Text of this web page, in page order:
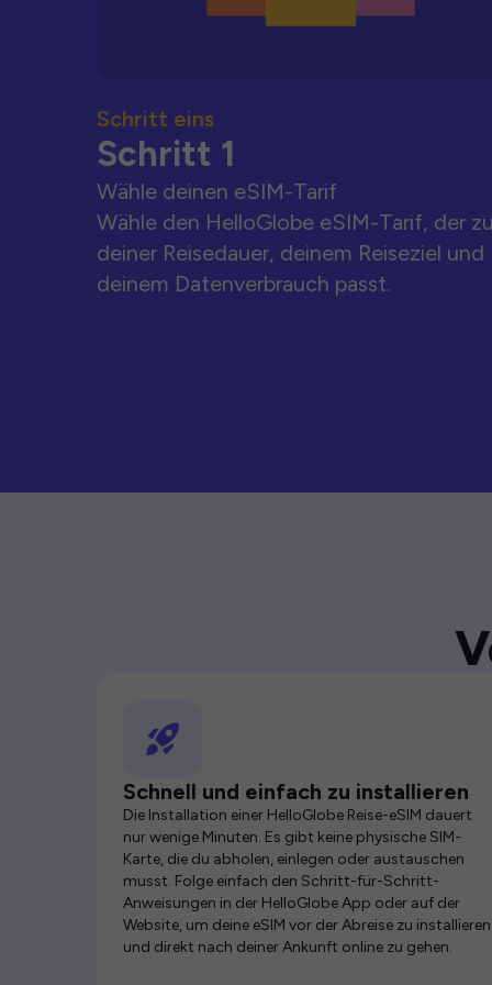
Schritt eins
Schritt 1
Wähle deinen eSIM-Tarif
Wähle den HelloGlobe eSIM-Tarif, der
deiner Reisedauer, deinem Reiseziel und
deinem Datenverbrauch passt.
Schnell und einfach zu installieren
Die Installation einer HelloGlobe Reise-eSIM dauert
nur wenige Minuten. Es gibt keine physische SIM-
Karte, die du abholen, einlegen oder austauschen
musst. Folge einfach den Schritt-für-Schritt-
Anweisungen in der HelloGlobe App oder auf der
Website, um deine eSIM vor der Abreise zu installieren
und direkt nach deiner Ankunft online zu gehen.